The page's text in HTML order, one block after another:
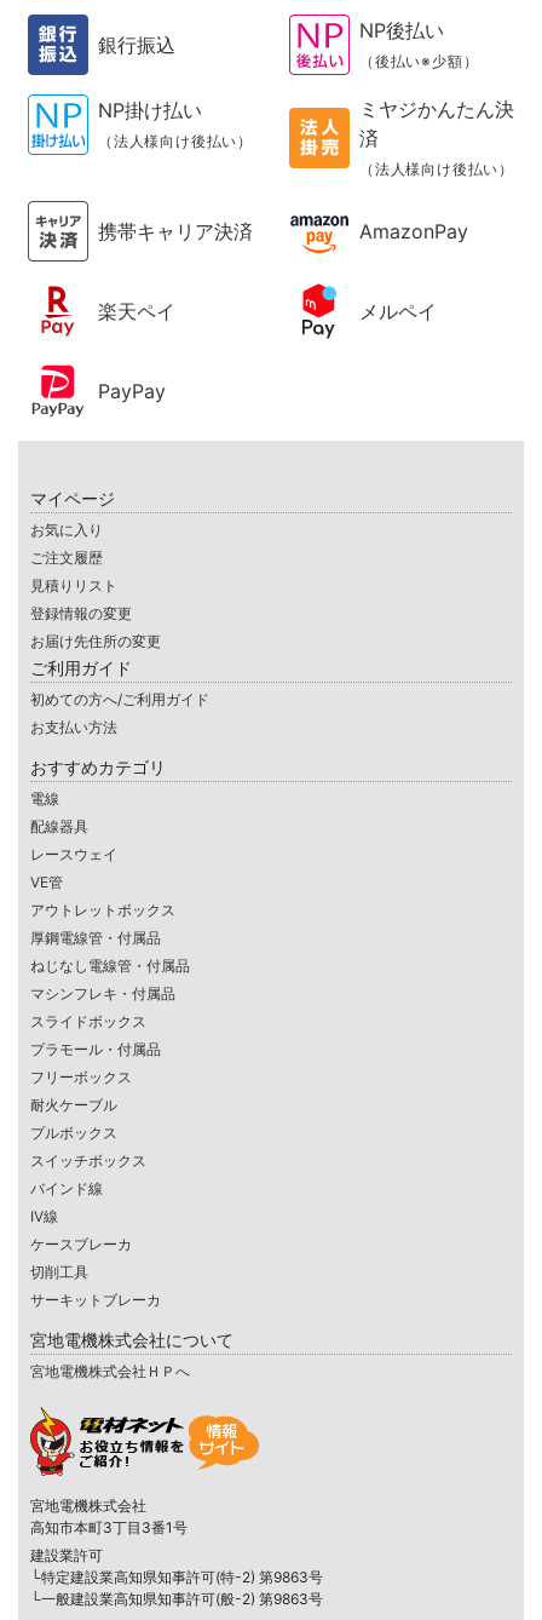
銀行振込
NP後払い
（後払い※少額）
NP掛け払い
（法人様向け後払い）
ミヤジかんたん決
済
（法人様向け後払い）
携帯キャリア決済 AmazonPay
楽天ペイ メルペイ
PayPay
マイページ
お気に入り
ご注文履歴
見積りリスト
登録情報の変更
お届け先住所の変更
ご利用ガイド
初めての方へ/ご利用ガイド
お支払い方法
おすすめカテゴリ
電線
配線器具
レースウェイ
VE管
アウトレットボックス
厚鋼電線管・付属品
ねじなし電線管・付属品
マシンフレキ・付属品
スライドボックス
プラモール・付属品
フリーボックス
耐火ケーブル
プルボックス
スイッチボックス
バインド線
IV線
ケースブレーカ
切削工具
サーキットブレーカ
宮地電機株式会社について
宮地電機株式会社ＨＰへ
宮地電機株式会社
高知市本町3丁目3番1号
建設業許可
└特定建設業高知県知事許可(特-2) 第9863号
└一般建設業高知県知事許可(般-2) 第9863号